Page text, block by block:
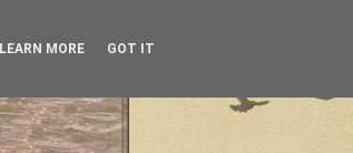
LEARN MORE GOT IT